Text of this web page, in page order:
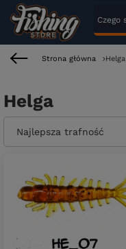
Strona główna Helga
Helga
Zmień sortowanie
Najlepsza trafność